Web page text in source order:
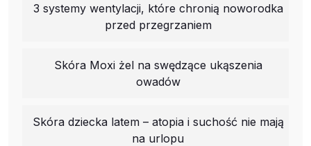
3 systemy wentylacji, które chronią noworodka
przed przegrzaniem
Skóra Moxi żel na swędzące ukąszenia
owadów
Skóra dziecka latem – atopia i suchość nie mają
na urlopu